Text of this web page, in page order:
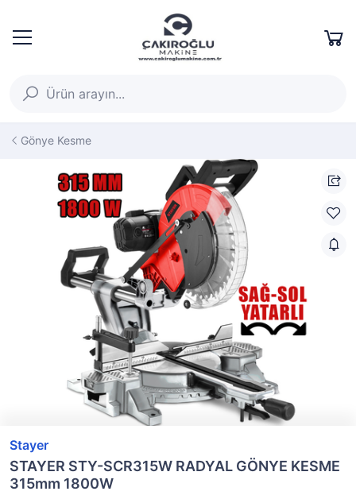
Gönye Kesme
Stayer
STAYER STY-SCR315W RADYAL GÖNYE KESME
315mm 1800W